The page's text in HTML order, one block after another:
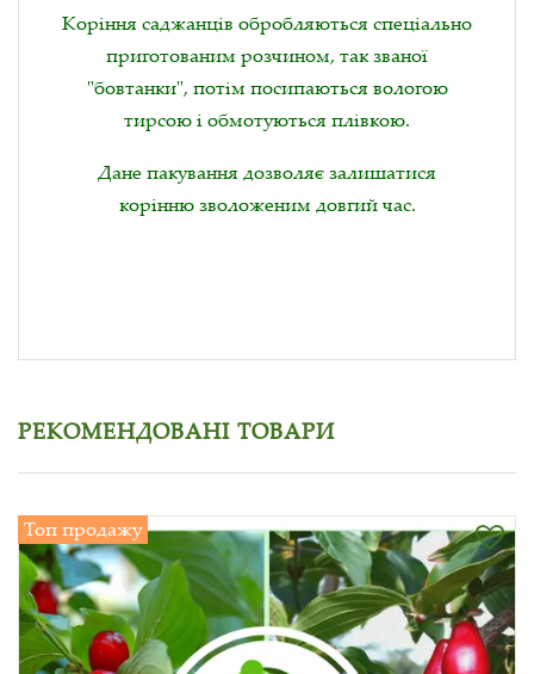
Коріння саджанців обробляються спеціально
приготованим розчином, так званої
"бовтанки", потім посипаються вологою
тирсою і обмотуються плівкою.
Дане пакування дозволяє залишатися
корінню зволоженим довгий час.
РЕКОМЕНДОВАНІ ТОВАРИ
Топ продажу